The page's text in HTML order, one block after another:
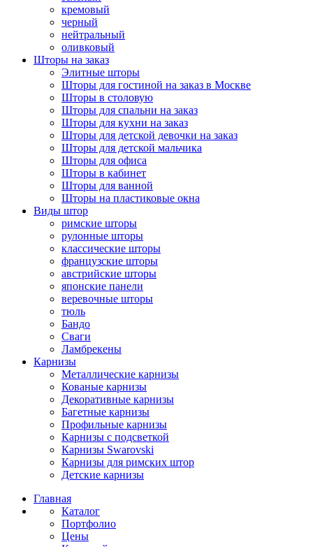
кремовый
черный
нейтральный
оливковый
Шторы на заказ
Элитные шторы
Шторы для гостиной на заказ в Москве
Шторы в столовую
Шторы для спальни на заказ
Шторы для кухни на заказ
Шторы для детской девочки на заказ
Шторы для детской мальчика
Шторы для офиса
Шторы в кабинет
Шторы для ванной
Шторы на пластиковые окна
Виды штор
римские шторы
рулонные шторы
классические шторы
французские шторы
австрийские шторы
японские панели
веревочные шторы
тюль
Бандо
Сваги
Ламбрекены
Карнизы
Металлические карнизы
Кованые карнизы
Декоративные карнизы
Багетные карнизы
Профильные карнизы
Карнизы с подсветкой
Карнизы Swarovski
Карнизы для римских штор
Детские карнизы
Главная
Каталог
Портфолио
Цены